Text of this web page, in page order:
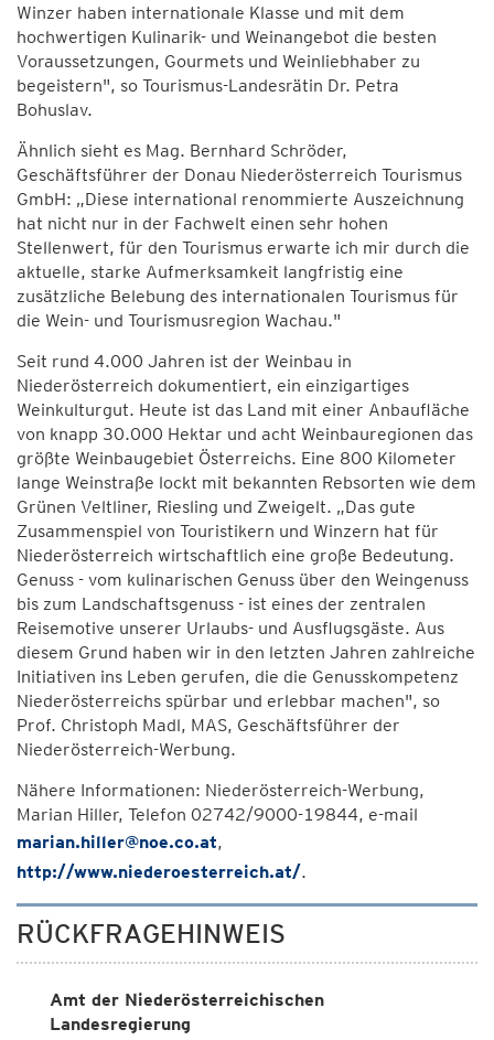
Winzer haben internationale Klasse und mit dem
hochwertigen Kulinarik- und Weinangebot die besten
Voraussetzungen, Gourmets und Weinliebhaber zu
begeistern", so Tourismus-Landesrätin Dr. Petra
Bohuslav.
Ähnlich sieht es Mag. Bernhard Schröder,
Geschäftsführer der Donau Niederösterreich Tourismus
GmbH: „Diese international renommierte Auszeichnung
hat nicht nur in der Fachwelt einen sehr hohen
Stellenwert, für den Tourismus erwarte ich mir durch die
aktuelle, starke Aufmerksamkeit langfristig eine
zusätzliche Belebung des internationalen Tourismus für
die Wein- und Tourismusregion Wachau."
Seit rund 4.000 Jahren ist der Weinbau in
Niederösterreich dokumentiert, ein einzigartiges
Weinkulturgut. Heute ist das Land mit einer Anbaufläche
von knapp 30.000 Hektar und acht Weinbauregionen das
größte Weinbaugebiet Österreichs. Eine 800 Kilometer
lange Weinstraße lockt mit bekannten Rebsorten wie dem
Grünen Veltliner, Riesling und Zweigelt. „Das gute
Zusammenspiel von Touristikern und Winzern hat für
Niederösterreich wirtschaftlich eine große Bedeutung.
Genuss - vom kulinarischen Genuss über den Weingenuss
bis zum Landschaftsgenuss - ist eines der zentralen
Reisemotive unserer Urlaubs- und Ausflugsgäste. Aus
diesem Grund haben wir in den letzten Jahren zahlreiche
Initiativen ins Leben gerufen, die die Genusskompetenz
Niederösterreichs spürbar und erlebbar machen", so
Prof. Christoph Madl, MAS, Geschäftsführer der
Niederösterreich-Werbung.
Nähere Informationen: Niederösterreich-Werbung,
Marian Hiller, Telefon 02742/9000-19844, e-mail
marian.hiller@noe.co.at,
http://www.niederoesterreich.at/.
RÜCKFRAGEHINWEIS
Amt der Niederösterreichischen
Landesregierung